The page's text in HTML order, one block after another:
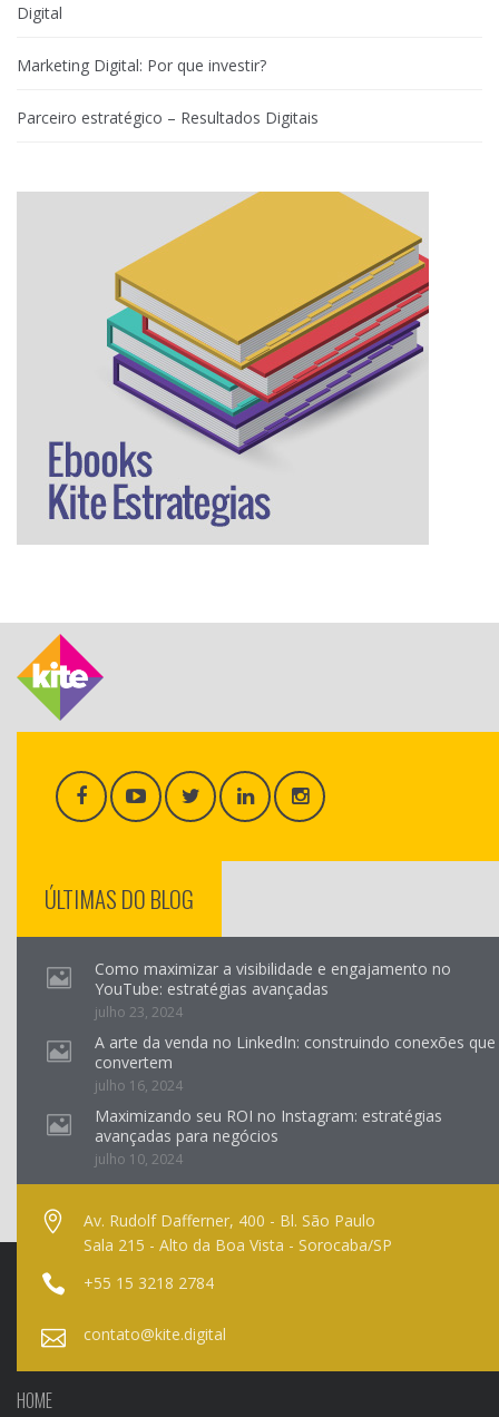
Digital
Marketing Digital: Por que investir?
Parceiro estratégico – Resultados Digitais
ÚLTIMAS DO BLOG
Como maximizar a visibilidade e engajamento no
YouTube: estratégias avançadas
julho 23, 2024
A arte da venda no LinkedIn: construindo conexões que
convertem
julho 16, 2024
Maximizando seu ROI no Instagram: estratégias
avançadas para negócios
julho 10, 2024
Av. Rudolf Dafferner, 400 - Bl. São Paulo
Sala 215 - Alto da Boa Vista - Sorocaba/SP
+55 15 3218 2784
contato@kite.digital
HOME